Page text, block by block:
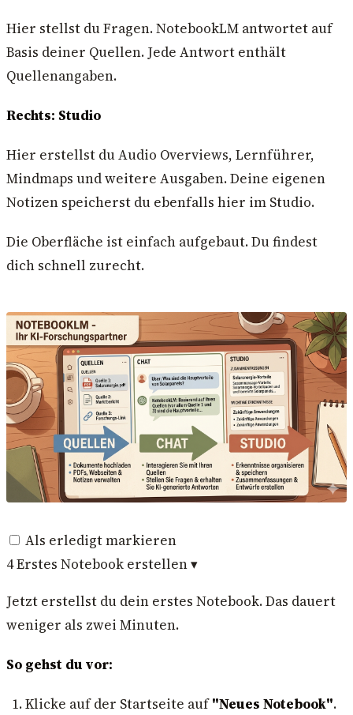
Hier stellst du Fragen. NotebookLM antwortet auf
Basis deiner Quellen. Jede Antwort enthält
Quellenangaben.
Rechts: Studio
Hier erstellst du Audio Overviews, Lernführer,
Mindmaps und weitere Ausgaben. Deine eigenen
Notizen speicherst du ebenfalls hier im Studio.
Die Oberfläche ist einfach aufgebaut. Du findest
dich schnell zurecht.
Als erledigt markieren
4Erstes Notebook erstellen▾
Jetzt erstellst du dein erstes Notebook. Das dauert
weniger als zwei Minuten.
So gehst du vor:
Klicke auf der Startseite auf"Neues Notebook".